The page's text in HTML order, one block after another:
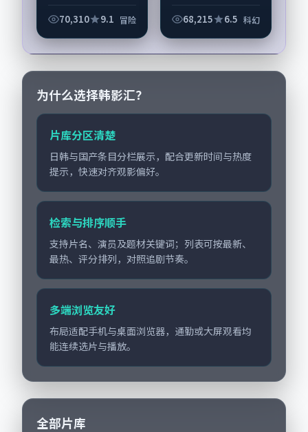
的故事，冒险类型元
非噱头。导演丹尼·
博伊尔擅长留白叙
事，胡歌、宋康昊的
70,310 9.1 冒险 68,215 6.5 科幻
为什么选择韩影汇？
片库分区清楚
日韩与国产条目分栏展示，配合更新时间与热度
提示，快速对齐观影偏好。
检索与排序顺手
支持片名、演员及题材关键词；列表可按最新、
最热、评分排列，对照追剧节奏。
多端浏览友好
布局适配手机与桌面浏览器，通勤或大屏观看均
能连续选片与播放。
全部片库